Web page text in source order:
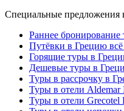
Специальные предложения
Раннее
Путёвки в Грецию
Горящие туры в
Дешевые туры в
Туры в рассрочку в
Туры в отели Aldemar
Туры в отели Grecotel